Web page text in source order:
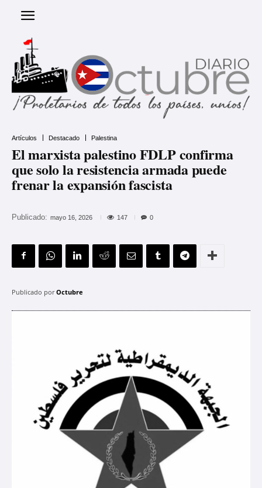
Artículos Destacado Palestina
El marxista palestino FDLP confirma
que solo la resistencia armada puede
frenar la expansión fascista
Publicado: mayo 16, 2026 147 0
Publicado por Octubre